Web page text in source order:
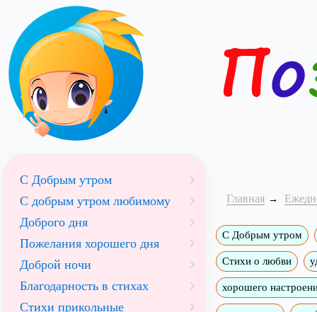
Главная
С Добрым утром
Стихи о любви
хорошего
С Добрым утром
C добрым утром любимому
Доброго дня
Пожелания хорошего дня
Доброй ночи
Благодарность в стихах
Стихи прикольные